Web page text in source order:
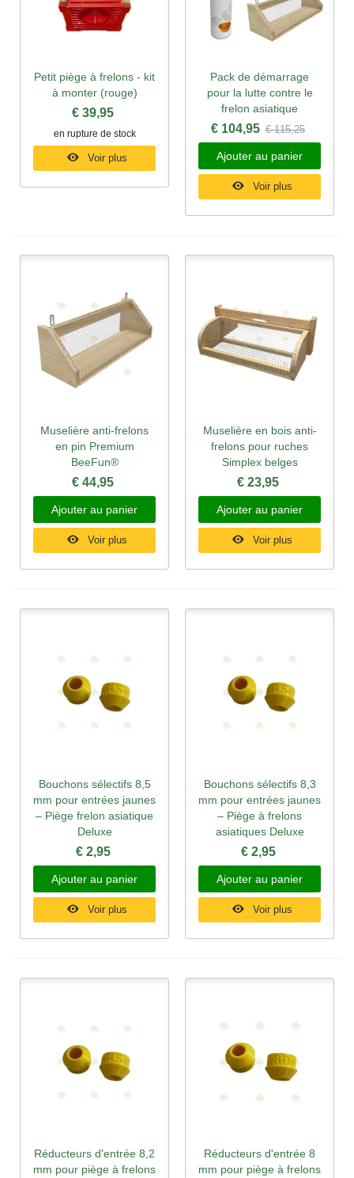
Petit piège à frelons - kit
à monter (rouge)
€ 39,95
en rupture de stock
Voir plus
Pack de démarrage
pour la lutte contre le
frelon asiatique
€ 104,95 € 115,25
Ajouter au panier
Voir plus
Muselière anti-frelons
en pin Premium
BeeFun®
€ 44,95
Ajouter au panier
Voir plus
Muselière en bois anti-
frelons pour ruches
Simplex belges
€ 23,95
Ajouter au panier
Voir plus
Bouchons sélectifs 8,5
mm pour entrées jaunes
– Piège frelon asiatique
Deluxe
€ 2,95
Ajouter au panier
Voir plus
Bouchons sélectifs 8,3
mm pour entrées jaunes
– Piège à frelons
asiatiques Deluxe
€ 2,95
Ajouter au panier
Voir plus
Réducteurs d'entrée 8,2
mm pour piège à frelons
Réducteurs d'entrée 8
mm pour piège à frelons